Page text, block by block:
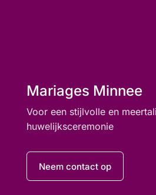
Mariages Minnee
Voor een stijlvolle en
huwelijksceremonie
Neem contact op